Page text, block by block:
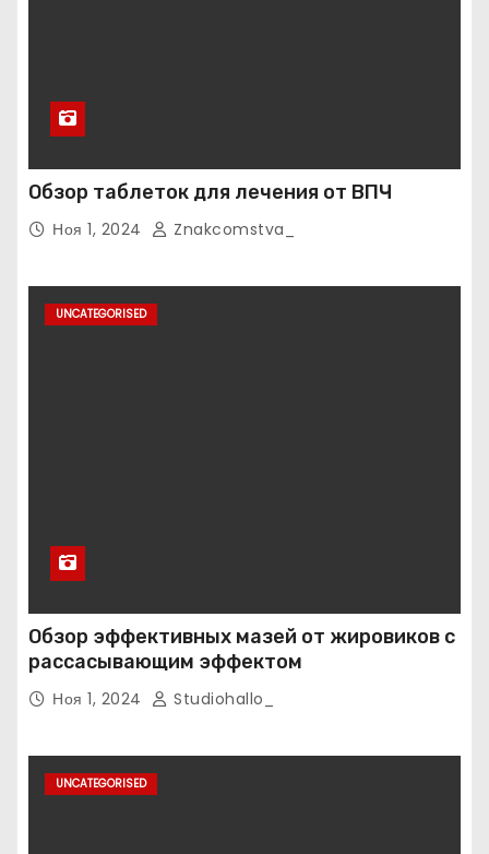
Обзор таблеток для лечения от ВПЧ
Ноя 1, 2024 Znakcomstva_
UNCATEGORISED
Обзор эффективных мазей от жировиков с
рассасывающим эффектом
Ноя 1, 2024 Studiohallo_
UNCATEGORISED